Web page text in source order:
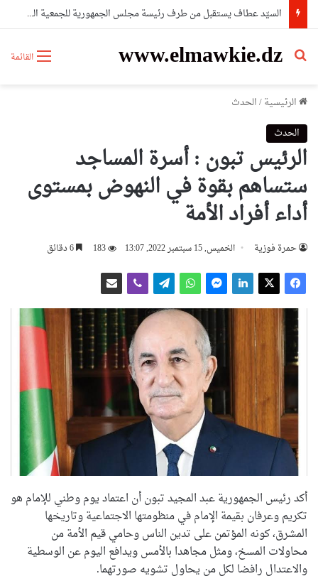
السيّد عطاف يستقبل من طرف رئيسة مجلس الجمهورية للجمعية الوطنية البيلاروسية
القائمة www.elmawkie.dz
بحث عن
الرئيسية/الحدث
الحدث
الرئيس تبون : أسرة المساجد
ستساهم بقوة في النهوض بمستوى
أداء أفراد الأمة
حمرة فوزية الخميس, 15 سبتمبر 2022, 13:07 183
أكد رئيس الجمهورية عبد المجيد تبون أن اعتماد يوم وطني للإمام هو
تكريم وعرفان بقيمة الإمام في منظومتها الاجتماعية وتاريخها
المشرق، كونه المؤتمن على تدين الناس وحامي قيم الأمة من
محاولات المسخ، ومثل مجاهدا بالأمس ويدافع اليوم عن الوسطية
والاعتدال رافضا لكل من يحاول تشويه صورتهما.